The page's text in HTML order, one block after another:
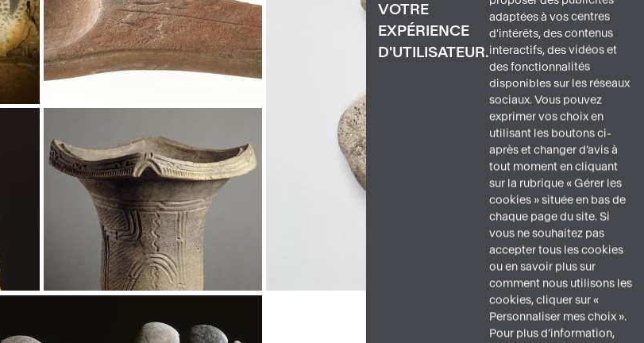
VOTRE
EXPÉRIENCE
D'UTILISATEUR.
adaptées à vos centres
d'intérêts, des contenus
interactifs, des vidéos et
des fonctionnalités
disponibles sur les réseaux
sociaux. Vous pouvez
exprimer vos choix en
utilisant les boutons ci-
après et changer d’avis à
tout moment en cliquant
sur la rubrique « Gérer les
cookies » située en bas de
chaque page du site. Si
vous ne souhaitez pas
accepter tous les cookies
ou en savoir plus sur
comment nous utilisons les
cookies, cliquer sur «
Personnaliser mes choix ».
Pour plus d’information,